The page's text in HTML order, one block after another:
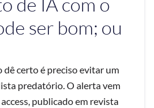
ser bom; ou
dê certo é preciso evitar um
predatório. O alerta vem
publicado em revista